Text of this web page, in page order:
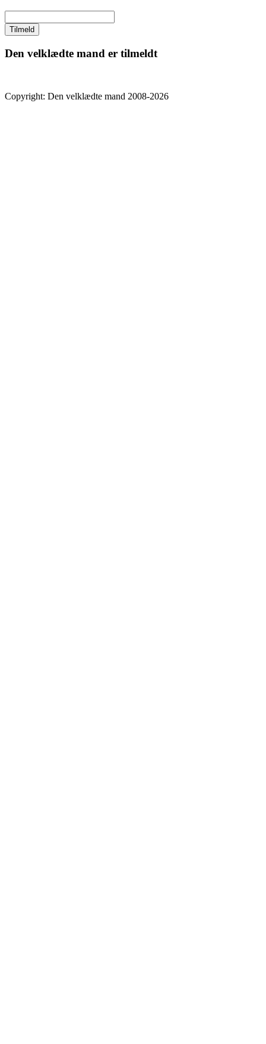
Den velklædte mand er tilmeldt
Copyright: Den velklædte mand 2008-2026